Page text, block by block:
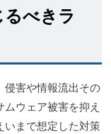
べきラ
侵害や情報流出その
ウェア被害を抑え
いまで想定した対策